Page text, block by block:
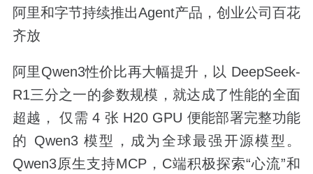
阿里和字节持续推出Agent产品，创业公司百花
齐放
阿里Qwen3性价比再大幅提升，以 DeepSeek-
R1三分之一的参数规模，就达成了性能的全面
超越， 仅需 4 张 H20 GPU 便能部署完整功能
的 Qwen3 模型，成为全球最强开源模型。
Qwen3原生支持MCP，C端积极探索“心流”和